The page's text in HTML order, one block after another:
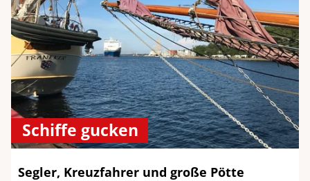
Schiffe gucken
Segler, Kreuzfahrer und große Pötte